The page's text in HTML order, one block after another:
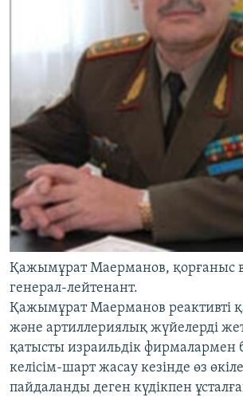
Қажымұрат Маерманов, қорғаныс
генерал-лейтенант.
Қажымұрат Маерманов реактивті
және артиллериялық жүйелерді
қатысты израильдік фирмалармен
келісім-шарт жасау кезінде өз
пайдаланды деген күдікпен